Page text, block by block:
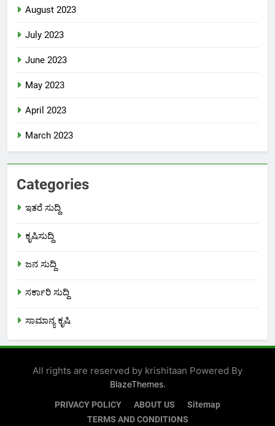
August 2023
July 2023
June 2023
May 2023
April 2023
March 2023
Categories
ಇತರೆ ಸುದ್ದಿ
ಕೃಷಿಸುದ್ದಿ
ಜನ ಸುದ್ದಿ
ಸರ್ಕಾರಿ ಸುದ್ದಿ
ಸಾಮಾನ್ಯ ಕೃಷಿ
All rights are reserved by krishitaan Powered By
BlazeThemes.
PRIVACY POLICY ABOUT US
Sitemap
TERMS AND CONDITIONS